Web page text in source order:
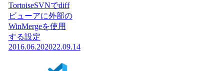
TortoiseSVNでdiff
ビューアに外部の
WinMergeを使用
する設定
2016.06.202022.09.14